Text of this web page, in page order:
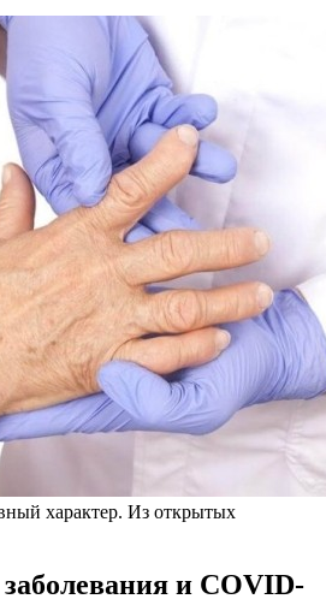
характер. Из открытых
и COVID-